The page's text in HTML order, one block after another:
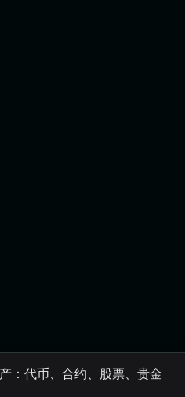
：代币、合约、股票、贵金